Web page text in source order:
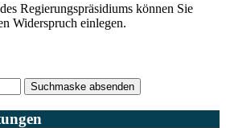
Regierungspräsidiums können Sie
Widerspruch einlegen.
Suchmaske absenden